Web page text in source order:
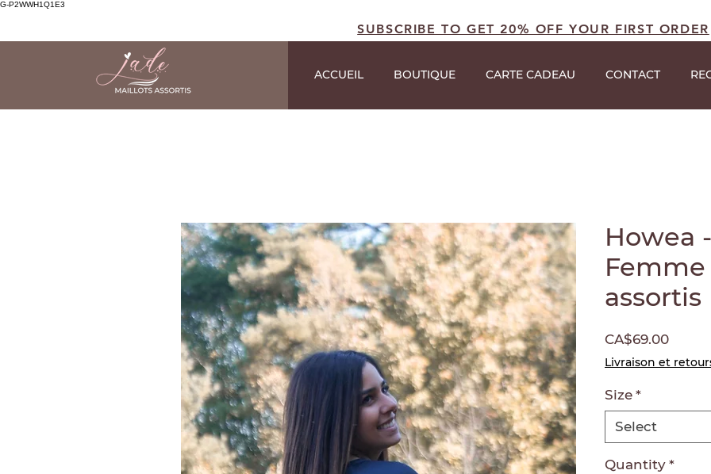
G-P2WWH1Q1E3
SUBSCRIBE TO GET 20% OFF YOUR FIRST ORDER
ACCUEIL BOUTIQUE CARTE CADEAU CONTACT
Howea
assortis
CA$69.00Price
Livraison et
Size *
Select
Quantity *